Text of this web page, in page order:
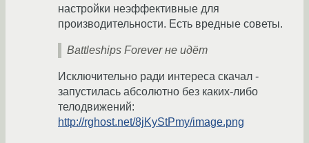
настройки неэффективные для
производительности. Есть вредные советы.
Battleships Forever не идёт
Исключительно ради интереса скачал -
запустилась абсолютно без каких-либо
телодвижений:
http://rghost.net/8jKyStPmy/image.png